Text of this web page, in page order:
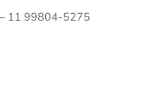
– 11 99804-5275